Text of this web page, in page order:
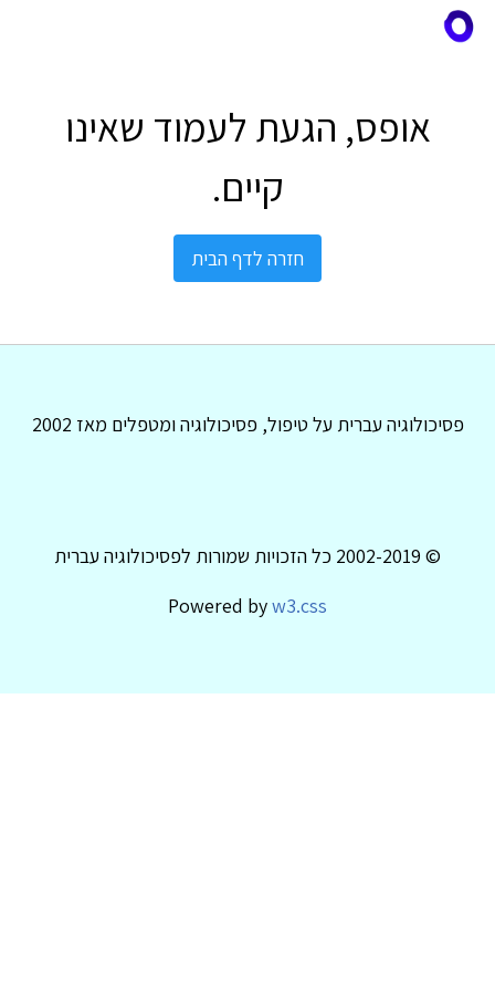
אופס, הגעת לעמוד שאינו
קיים.
חזרה לדף הבית
פסיכולוגיה עברית על טיפול, פסיכולוגיה ומטפלים מאז 2002
© 2002-2019 כל הזכויות שמורות לפסיכולוגיה עברית
Powered byw3.css